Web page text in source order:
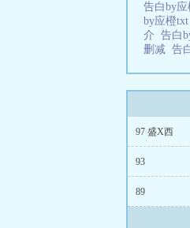
告白by
by应橙txt
介 告白
删减 告
97 盛X西
93
89